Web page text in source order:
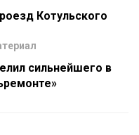
Котульского
сильнейшего в